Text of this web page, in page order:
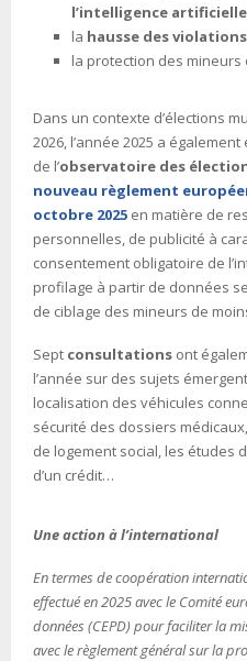
l’intelligence artificielle
la hausse des
la protection des mineurs
Dans un contexte d’élections
2026, l’année 2025 a
de l’observatoire des
nouveau règlement
octobre 2025 en matière de
personnelles, de publicité à
consentement obligatoire de
profilage à partir de données
de ciblage des mineurs de
Sept consultations ont
l’année sur des sujets
localisation des véhicules
sécurité des dossiers
de logement social, les études
d’un crédit…
Une action à l’international
En termes de coopération
effectué en 2025 avec le Comité
données (CEPD) pour faciliter la
avec le règlement général sur la